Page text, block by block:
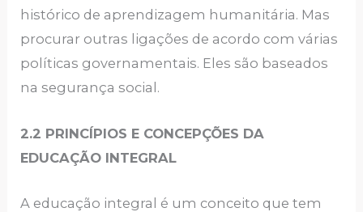
histórico de aprendizagem humanitária. Mas
procurar outras ligações de acordo com várias
políticas governamentais. Eles são baseados
na segurança social.
2.2 PRINCÍPIOS E CONCEPÇÕES DA
EDUCAÇÃO INTEGRAL
A educação integral é um conceito que tem